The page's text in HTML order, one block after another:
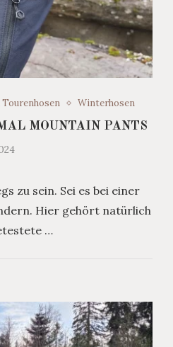
Winterhosen
MOUNTAIN PANTS
zu sein. Sei es bei einer
Hier gehört natürlich
…